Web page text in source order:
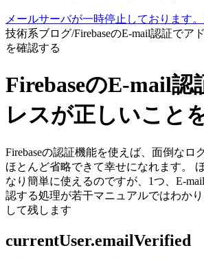
メールサーバが一時停止しております
技術系ブログ/FirebaseのE-mail認証でア
を確認する
FirebaseのE-mail認
レスが正しいこと
Firebaseの認証機能を使えば、面倒なロ
ほとんど省略できて幸せになれます。
なり簡単に使えるのですが、1つ、E-
認する処理が若干マニュアルではわか
して残します
currentUser.emailVerified